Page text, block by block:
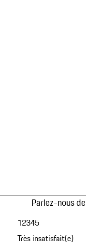
Parlez-nous
Très insatisfait(e)
12345